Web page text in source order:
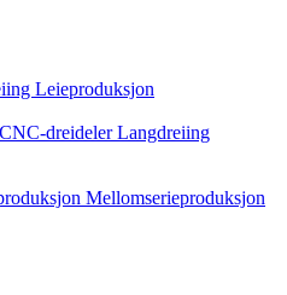
Leieproduksjon
CNC-dreidelerLangdreiing
Mellomserieproduksjon